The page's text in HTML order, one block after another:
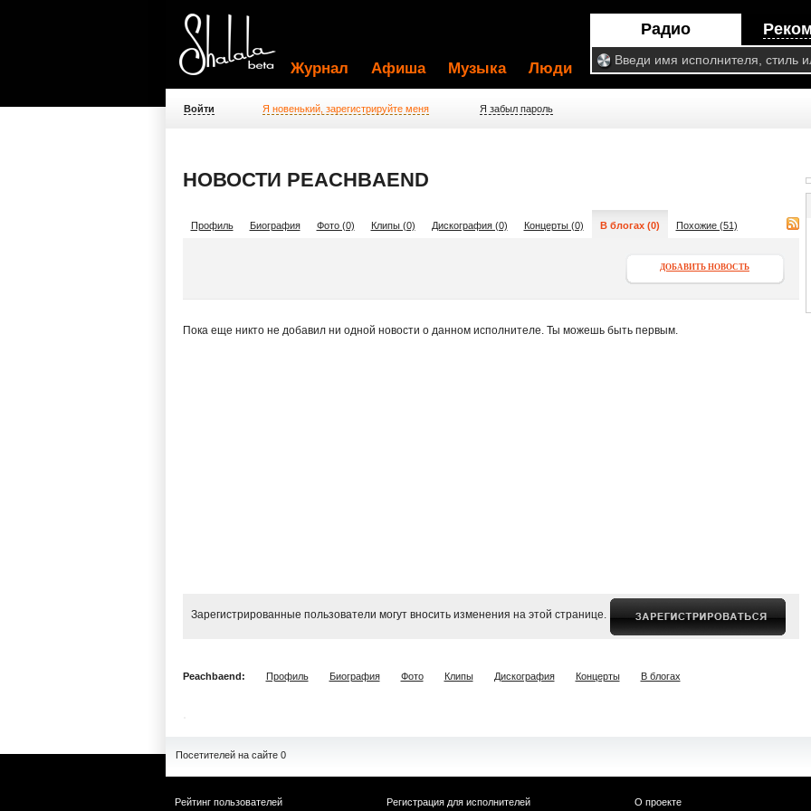
Радио
Журнал Афиша Музыка Люди
Войти Я новенький, зарегистрируйте меня Я забыл пароль
НОВОСТИ PEACHBAEND
Профиль Биография Фото (0) Клипы (0) Дискография (0) Концерты (0) В блогах (0) Похожие (51)
ДОБАВИТЬ НОВОСТЬ
Пока еще никто не добавил ни одной новости о данном исполнителе. Ты можешь быть первым.
Зарегистрированные пользователи могут вносить изменения на этой странице.
Peachbaend: Профиль Биография Фото Клипы Дискография Концерты В блогах
Посетителей на сайте 0
Рейтинг пользователей
Регистрация для исполнителей
О проекте